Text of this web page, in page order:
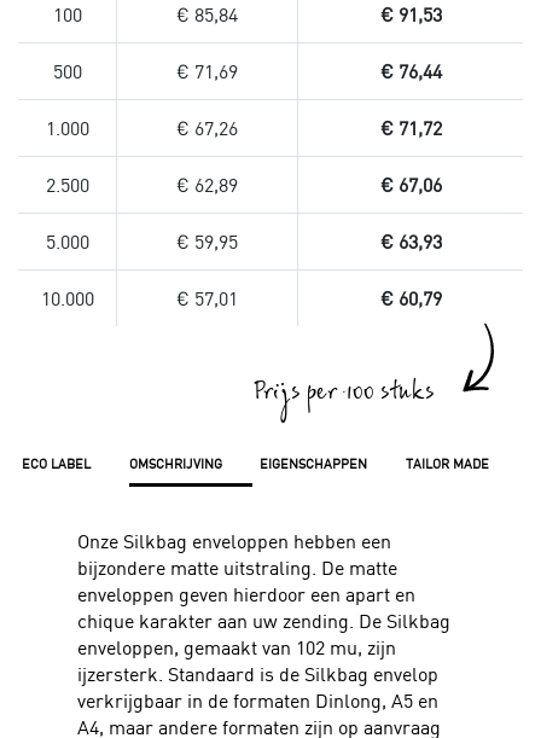
ECO LABEL OMSCHRIJVING EIGENSCHAPPEN TAILOR MADE
Onze Silkbag enveloppen hebben een
bijzondere matte uitstraling. De matte
enveloppen geven hierdoor een apart en
chique karakter aan uw zending. De Silkbag
enveloppen, gemaakt van 102 mu, zijn
ijzersterk. Standaard is de Silkbag envelop
verkrijgbaar in de formaten Dinlong, A5 en
A4, maar andere formaten zijn op aanvraag
100 € 85,84 € 91,53
500 € 71,69 € 76,44
1.000 € 67,26 € 71,72
2.500 € 62,89 € 67,06
5.000 € 59,95 € 63,93
10.000 € 57,01 € 60,79
Prijs per 100 stuks